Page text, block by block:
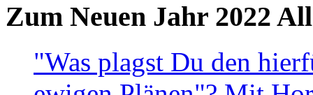
Zum Neuen Jahr 2022
"Was plagst Du den